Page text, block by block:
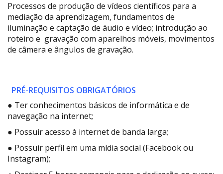
Processos de produção de vídeos científicos para a
mediação da aprendizagem, fundamentos de
iluminação e captação de áudio e vídeo; introdução ao
roteiro e gravação com aparelhos móveis, movimentos
de câmera e ângulos de gravação.
PRÉ-REQUISITOS OBRIGATÓRIOS
● Ter conhecimentos básicos de informática e de
navegação na internet;
● Possuir acesso à internet de banda larga;
● Possuir perfil em uma mídia social (Facebook ou
Instagram);